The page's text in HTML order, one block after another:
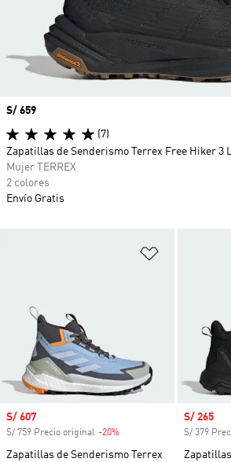
Precio de venta
S/ 607
S/ 759 Precio original -20%
Zapatillas de Senderismo Terrex
Precio de
S/ 265
S/ 379
Precio
S/ 659
(7)
Zapatillas de Senderismo Terrex Free Hiker 3
Mujer TERREX
2 colores
Envío Gratis